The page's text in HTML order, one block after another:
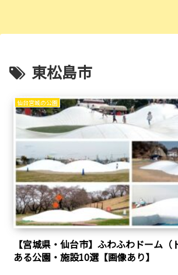
東松島市
仙台宮城の公園
【宮城県・仙台市】ふわふわドーム
ある公園・施設10選【画像あり】